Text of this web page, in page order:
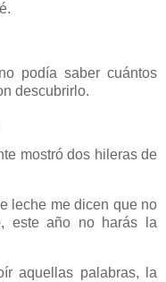
podía saber cuántos
descubrirlo.
mostró dos hileras de
leche me dicen que no
este año no harás la
aquellas palabras, la